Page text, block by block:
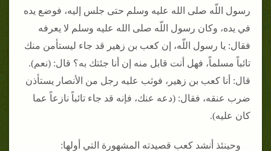
رسول اللّه صلى الله عليه وسلم حتى جلس إليه، فوضع يده
في يده، وكان رسول اللّه صلى الله عليه وسلم لا يعرفه
فقال‏:‏ يا رسول اللّه، إن كعب بن زهير قد جاء ليستأمن منك
تائباً مسلماً، فهل أنت قابل منه إن أنا جئتك به‏؟‏ قال‏:‏ ‏(‏نعم‏)‏‏.‏
قال‏:‏ أنا كعب بن زهير، فوثب عليه رجل من الأنصار يستأذن
ضرب عنقه، فقال‏:‏ ‏(‏دعه عنك، فإنه قد جاء تائباً نازعاً عما
كان عليه‏)‏‏.‏
وحينئذ أنشد كعب قصيدته المشهورة التي أولها‏:‏